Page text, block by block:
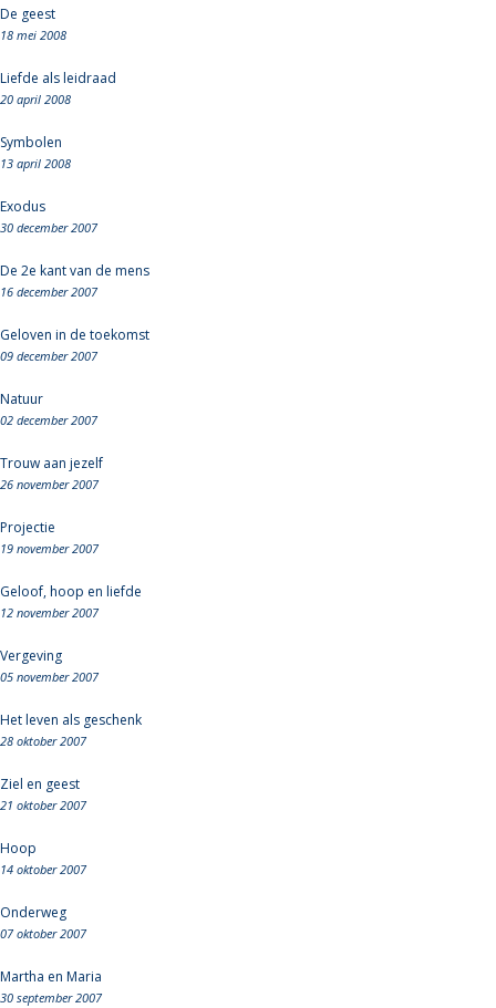
De geest
18 mei 2008
Liefde als leidraad
20 april 2008
Symbolen
13 april 2008
Exodus
30 december 2007
De 2e kant van de mens
16 december 2007
Geloven in de toekomst
09 december 2007
Natuur
02 december 2007
Trouw aan jezelf
26 november 2007
Projectie
19 november 2007
Geloof, hoop en liefde
12 november 2007
Vergeving
05 november 2007
Het leven als geschenk
28 oktober 2007
Ziel en geest
21 oktober 2007
Hoop
14 oktober 2007
Onderweg
07 oktober 2007
Martha en Maria
30 september 2007